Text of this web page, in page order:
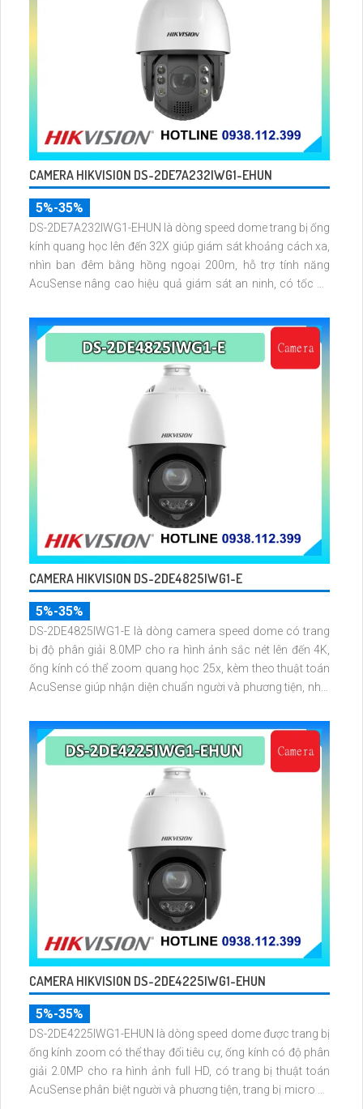
CAMERA HIKVISION DS-2DE7A232IWG1-EHUN
5%-35%
DS-2DE7A232IWG1-EHUN là dòng speed dome trang bị ống
kính quang học lên đến 32X giúp giám sát khoảng cách xa,
nhìn ban đêm bằng hồng ngoại 200m, hỗ trợ tính năng
AcuSense nâng cao hiệu quả giám sát an ninh, có tốc độ
CAMERA HIKVISION DS-2DE4825IWG1-E
5%-35%
DS-2DE4825IWG1-E là dòng camera speed dome có trang
bị độ phân giải 8.0MP cho ra hình ảnh sắc nét lên đến 4K,
ống kính có thể zoom quang học 25x, kèm theo thuật toán
AcuSense giúp nhận diện chuẩn người và phương tiện, nhìn
CAMERA HIKVISION DS-2DE4225IWG1-EHUN
5%-35%
DS-2DE4225IWG1-EHUN là dòng speed dome được trang bị
ống kính zoom có thể thay đổi tiêu cự, ống kính có độ phân
giải 2.0MP cho ra hình ảnh full HD, có trang bị thuật toán
AcuSense phân biệt người và phương tiện, trang bị micro và